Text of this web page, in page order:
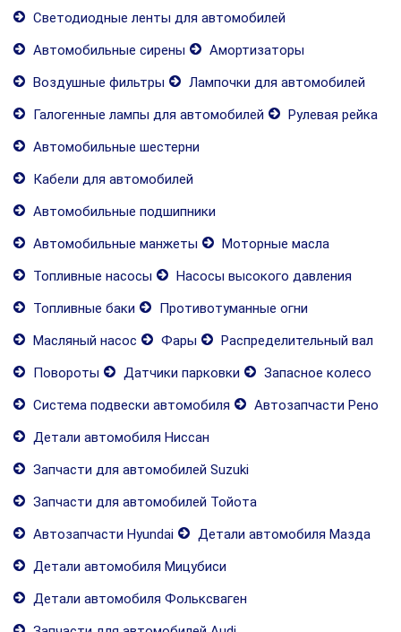
Светодиодные ленты для автомобилей
Автомобильные сирены
Амортизаторы
Воздушные фильтры
Лампочки для автомобилей
Галогенные лампы для автомобилей
Рулевая рейка
Автомобильные шестерни
Кабели для автомобилей
Автомобильные подшипники
Автомобильные манжеты
Моторные масла
Топливные насосы
Насосы высокого давления
Топливные баки
Противотуманные огни
Масляный насос
Фары
Распределительный вал
Повороты
Датчики парковки
Запасное колесо
Система подвески автомобиля
Автозапчасти Рено
Детали автомобиля Ниссан
Запчасти для автомобилей Suzuki
Запчасти для автомобилей Тойота
Автозапчасти Hyundai
Детали автомобиля Мазда
Детали автомобиля Мицубиси
Детали автомобиля Фольксваген